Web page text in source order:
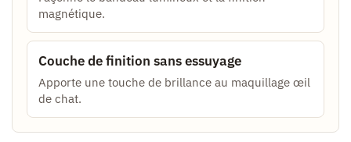
magnétique.
Couche de finition sans essuyage
Apporte une touche de brillance au maquillage œil
de chat.